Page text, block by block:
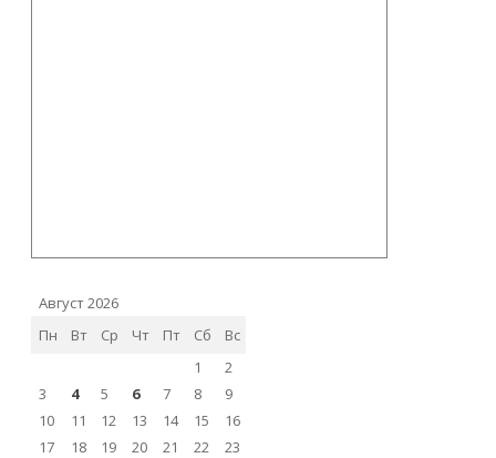
Август 2026
Пн
Вт Ср Чт Пт Сб
Вс
1
2
3
4 5 6 7 8
9
10
11 12 13 14 15
16
17
18 19 20 21 22
23